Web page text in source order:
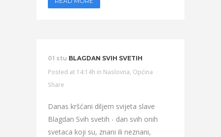
01 stu BLAGDAN SVIH SVETIH
Posted at 14:14h in Naslovna, Općina
Share
Danas kršćani diljem svijeta slave
Blagdan Svih svetih - dan svih onih
svetaca koji su, znani ili neznani,